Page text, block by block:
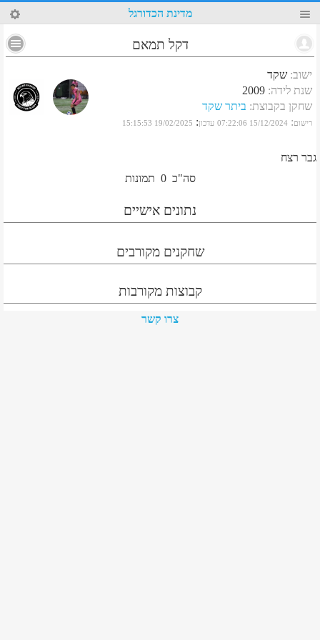
68 מדינת הכדורגל
דקל תמאם
ישוב: שקד
שנת לידה:
2009
שחקן בקבוצת: ביתר שקד
רישום:
15/12/2024 07:22:06 עדכון:
19/02/2025 15:15:53
גבר רצח
סה"כ 0 תמונות
נתונים אישיים
שחקנים מקורבים
קבוצות מקורבות
צרו קשר